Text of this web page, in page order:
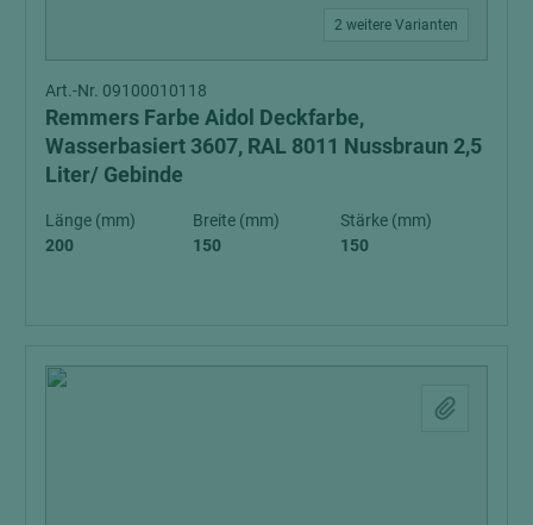
2 weitere Varianten
Art.-Nr. 09100010118
Remmers Farbe Aidol Deckfarbe,
Wasserbasiert 3607, RAL 8011 Nussbraun 2,5
Liter/ Gebinde
Länge (mm)
200
Breite (mm)
150
Stärke (mm)
150